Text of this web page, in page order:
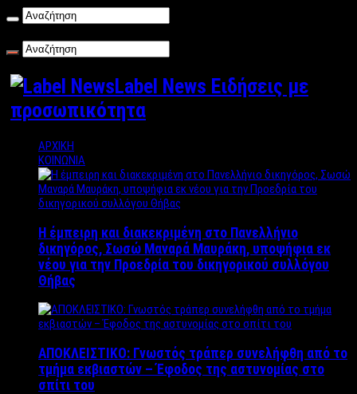
Label News Ειδήσεις με
προσωπικότητα
ΑΡΧΙΚΗ
ΚΟΙΝΩΝΙΑ
Η έμπειρη και διακεκριμένη στο Πανελλήνιο
δικηγόρος, Σωσώ Μαναρά Μαυράκη, υποψήφια εκ
νέου για την Προεδρία του δικηγορικού συλλόγου
Θήβας
ΑΠΟΚΛΕΙΣΤΙΚΟ: Γνωστός τράπερ συνελήφθη από το
τμήμα εκβιαστών – Έφοδος της αστυνομίας στο
σπίτι του